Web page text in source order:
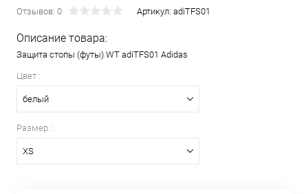
Отзывов: 0 Артикул: adiTFS01
Описание товара:
Защита стопы (футы) WT adiTFS01 Adidas
Цвет :
белый
Размер :
XS